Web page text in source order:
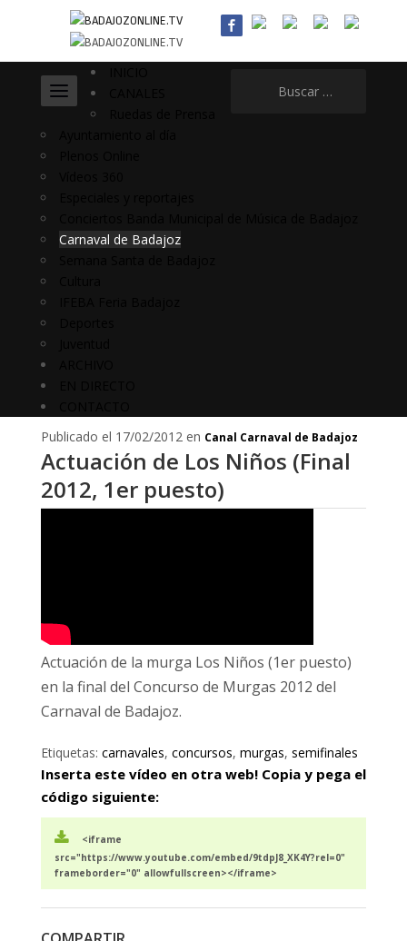
Carnaval de Badajoz
Publicado el 17/02/2012 en Canal Carnaval de Badajoz
Actuación de Los Niños (Final
2012, 1er puesto)
Actuación de la murga Los Niños (1er puesto)
en la final del Concurso de Murgas 2012 del
Carnaval de Badajoz.
Etiquetas: carnavales, concursos, murgas, semifinales
Inserta este vídeo en otra web! Copia y pega el
código siguiente:
<iframe
src="https://www.youtube.com/embed/9tdpJ8_XK4Y?rel=0"
frameborder="0" allowfullscreen></iframe>